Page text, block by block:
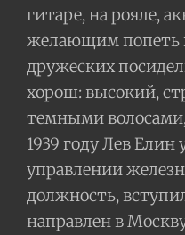
гитаре, на рояле,
желающим попеть
дружеских
хорош: высокий,
темными
1939 году Лев Елин
управлении
должность,
направлен в